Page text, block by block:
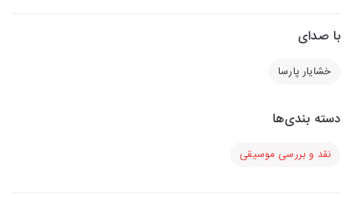
با صدای
خشایار پارسا
دسته بندی‌ها
نقد و بررسی موسیقی